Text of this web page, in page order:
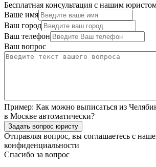
Бесплатная консультация с нашим
Ваше имя
Ваш город
Ваш телефон
Ваш вопрос
Пример: Как можно выписаться из
в Москве автоматически?
Задать вопрос юристу
Отправляя вопрос, вы соглашаетесь с
конфиденциальности
Спасибо за вопрос